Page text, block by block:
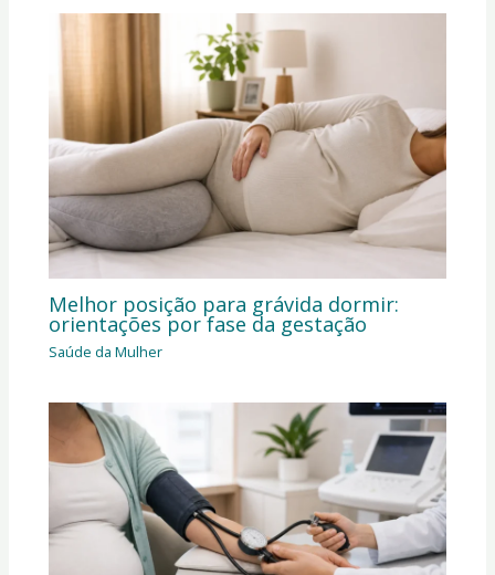
Melhor posição para grávida dormir:
orientações por fase da gestação
Saúde da Mulher